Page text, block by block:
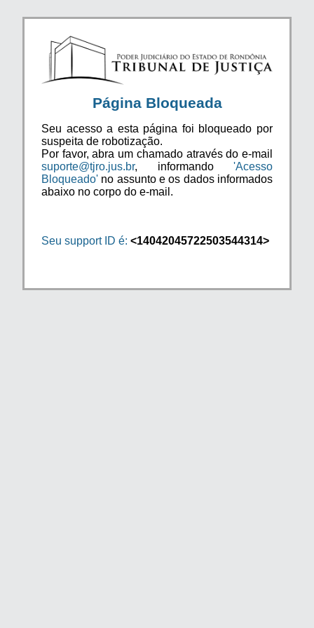
Página Bloqueada
Seu acesso a esta página foi bloqueado por
suspeita de robotização.
Por favor, abra um chamado através do e-mail
suporte@tjro.jus.br, informando 'Acesso
Bloqueado' no assunto e os dados informados
abaixo no corpo do e-mail.
Seu support ID é: <14042045722503544314>